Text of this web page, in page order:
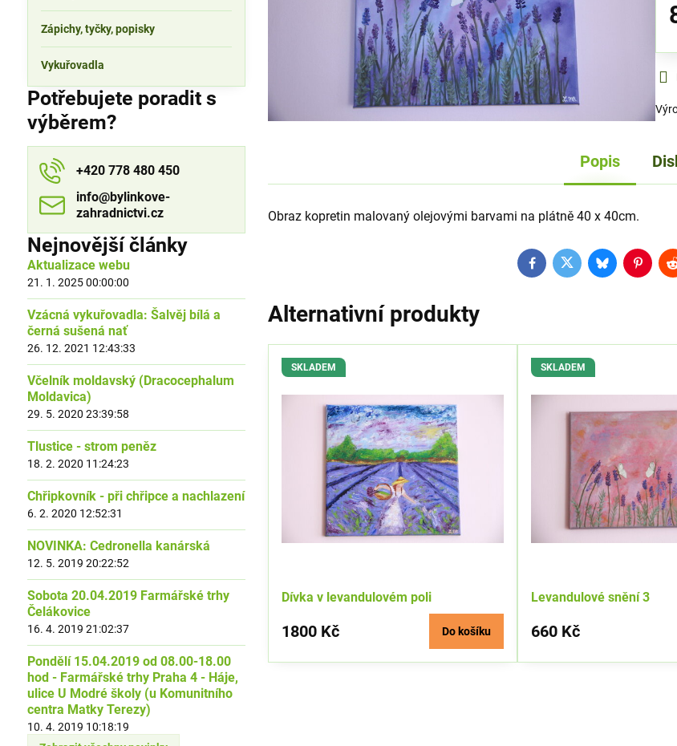
Popis
Obraz kopretin malovaný olejovými barvami na plátně 40 x 40cm.
FacebookTwitterBluesky
Alternativní produkty
SKLADEM
Dívka v levandulovém poli
1800 Kč Do košíku
SKLADEM
Levandulové snění 3
660 Kč
Zápichy, tyčky, popisky
Vykuřovadla
Potřebujete poradit s
výběrem?
+420 778 480 450
info​​@bylinkove-
zahradnictvi​​.cz
Nejnovější články
Aktualizace webu
21. 1. 2025 00:00:00
Vzácná vykuřovadla: Šalvěj bílá a
černá sušená nať
26. 12. 2021 12:43:33
Včelník moldavský (Dracocephalum
Moldavica)
29. 5. 2020 23:39:58
Tlustice - strom peněz
18. 2. 2020 11:24:23
Chřipkovník - při chřipce a nachlazení
6. 2. 2020 12:52:31
NOVINKA: Cedronella kanárská
12. 5. 2019 20:22:52
Sobota 20.04.2019 Farmářské trhy
Čelákovice
16. 4. 2019 21:02:37
Pondělí 15.04.2019 od 08.00-18.00
hod - Farmářské trhy Praha 4 - Háje,
ulice U Modré školy (u Komunitního
centra Matky Terezy)
10. 4. 2019 10:18:19